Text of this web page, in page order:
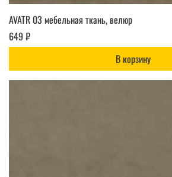
AVATR 03 мебельная ткань, велюр
649 ₽
В корзину